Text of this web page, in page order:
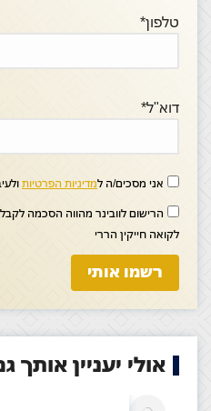
טלפון*
דוא"ל*
אני מסכים/ה למדיניות הפרטיות
הרישום לוובינר מהווה הסכמה
לקואה חייקין הררי
אולי יעניין אותך